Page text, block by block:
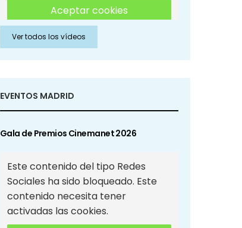
Aceptar cookies
Aceptar cookies de Redes
Sociales
Ver todos los vídeos
EVENTOS MADRID
Gala de Premios Cinemanet 2026
Este contenido del tipo Redes
Sociales ha sido bloqueado. Este
contenido necesita tener
activadas las cookies.